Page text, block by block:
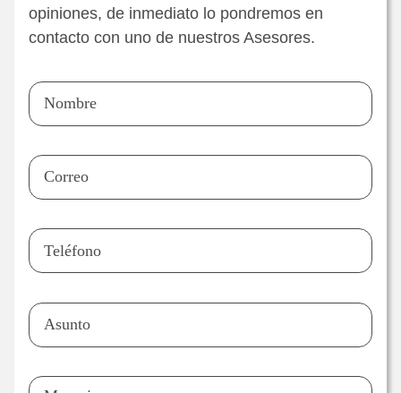
opiniones, de inmediato lo pondremos en
contacto con uno de nuestros Asesores.